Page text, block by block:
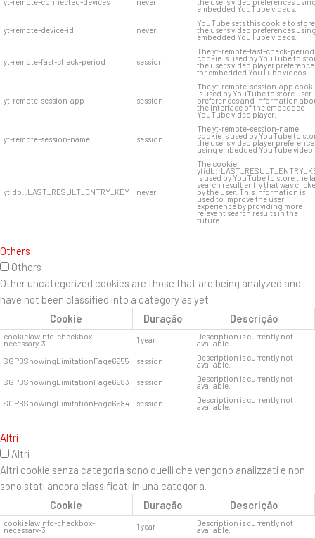
embedded YouTube videos.
yt-remote-device-id never
YouTube sets this cookie to store
the user's video preferences
embedded YouTube videos.
yt-remote-fast-check-period session
The yt-remote-fast-check-period
cookie is used by YouTube to
the user's video player
for embedded YouTube videos.
yt-remote-session-app session
The yt-remote-session-app
is used by YouTube to store user
preferences and information
the interface of the embedded
YouTube video player.
yt-remote-session-name session
The yt-remote-session-name
cookie is used by YouTube to
the user's video player
using embedded YouTube video.
ytidb::LAST_RESULT_ENTRY_KEY never
The cookie
is used by YouTube to store the
search result entry that was
by the user. This information is
used to improve the user
experience by providing more
relevant search results in the
future.
Others
Others
Other uncategorized cookies are those that are being analyzed and
have not been classified into a category as yet.
Cookie
Duração Descrição
cookielawinfo-checkbox-
necessary-3 1 year Description is currently not
available.
SGPBShowingLimitationPage6655
session Description is currently not
available.
SGPBShowingLimitationPage6683
session Description is currently not
available.
SGPBShowingLimitationPage6684
session Description is currently not
available.
Altri
Altri
Altri cookie senza categoria sono quelli che vengono analizzati e non
sono stati ancora classificati in una categoria.
Cookie
Duração Descrição
cookielawinfo-checkbox-
necessary-3 1 year Description is currently not
available.